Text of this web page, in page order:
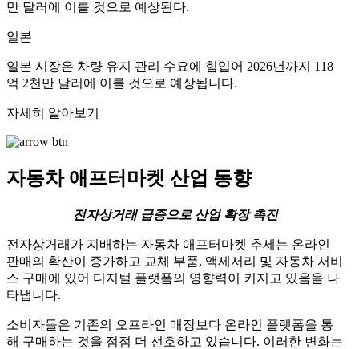
만 달러에 이를 것으로 예상된다.
일본
일본 시장은 차량 유지 관리 수요에 힘입어 2026년까지 118
억 2천만 달러에 이를 것으로 예상됩니다.
자세히 알아보기
자동차 애프터마켓 산업 동향
전자상거래 급증으로 산업 확장 촉진
전자상거래가 지배하는 자동차 애프터마켓 추세는 온라인
판매의 확산이 증가하고 교체 부품, 액세서리 및 자동차 서비
스 구매에 있어 디지털 플랫폼의 영향력이 커지고 있음을 나
타냅니다.
소비자들은 기존의 오프라인 매장보다 온라인 플랫폼을 통
해 구매하는 것을 점점 더 선호하고 있습니다. 이러한 변화는